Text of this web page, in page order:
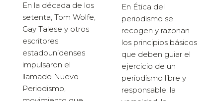
En la década de los
setenta, Tom Wolfe,
Gay Talese y otros
escritores
estadounidenses
impulsaron el
llamado Nuevo
Periodismo,
En Ética del
periodismo se
recogen y razonan
los principios básicos
que deben guiar el
ejercicio de un
periodismo libre y
responsable: la